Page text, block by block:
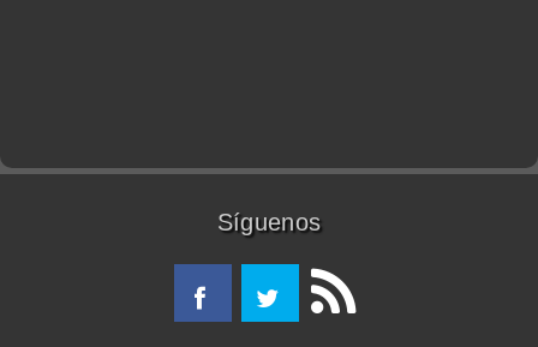
Síguenos